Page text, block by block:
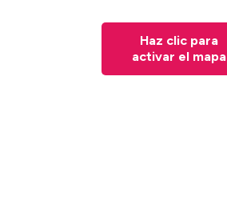
Haz clic para
activar el mapa